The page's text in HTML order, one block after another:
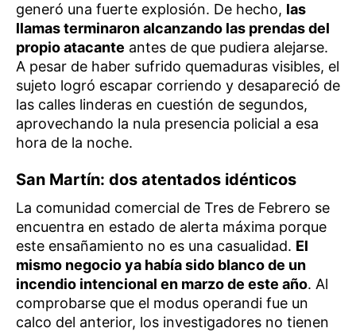
generó una fuerte explosión. De hecho, las
llamas terminaron alcanzando las prendas del
propio atacante antes de que pudiera alejarse.
A pesar de haber sufrido quemaduras visibles, el
sujeto logró escapar corriendo y desapareció de
las calles linderas en cuestión de segundos,
aprovechando la nula presencia policial a esa
hora de la noche.
San Martín: dos atentados idénticos
La comunidad comercial de Tres de Febrero se
encuentra en estado de alerta máxima porque
este ensañamiento no es una casualidad. El
mismo negocio ya había sido blanco de un
incendio intencional en marzo de este año. Al
comprobarse que el modus operandi fue un
calco del anterior, los investigadores no tienen